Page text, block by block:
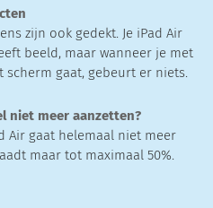
zijn ook gedekt. Je iPad Air
beeld, maar wanneer je met
scherm gaat, gebeurt er niets.
niet meer aanzetten?
Air gaat helemaal niet meer
maar tot maximaal 50%.